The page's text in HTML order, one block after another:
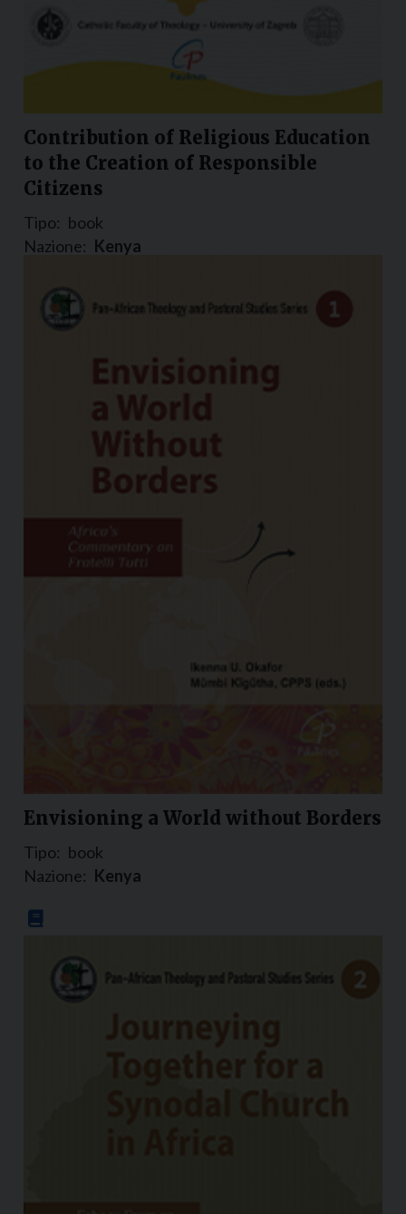
Contribution of Religious Education
to the Creation of Responsible
Citizens
Tipo: book
Nazione: Kenya
Envisioning a World without Borders
Tipo: book
Nazione: Kenya